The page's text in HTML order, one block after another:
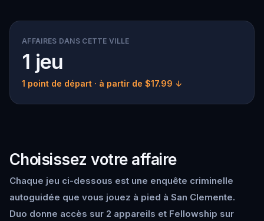
AFFAIRES DANS CETTE VILLE
1 jeu
1 point de départ · à partir de $17.99 ↓
Choisissez votre affaire
Chaque jeu ci-dessous est une enquête criminelle
autoguidée que vous jouez à pied à San Clemente.
Duo donne accès sur 2 appareils et Fellowship sur